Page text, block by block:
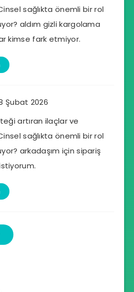
sağlıkta önemli bir rol
aldım gizli kargolama
kimse fark etmiyor.
Şubat 2026
artıran ilaçlar ve
sağlıkta önemli bir rol
arkadaşım için sipariş